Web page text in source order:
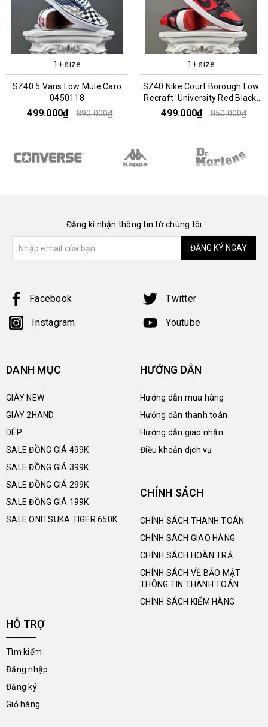
1+ size
SZ40.5 Vans Low Mule Caro
0450118
499.000₫ 890.000₫
1+ size
SZ40 Nike Court Borough Low
Recraft 'University Red Black'
DV5456-600 045352
499.000₫ 850.000₫
Đăng kí nhận thông tin từ chúng tôi
ĐĂNG KÝ NGAY
Facebook Twitter
Instagram Youtube
DANH MỤC
GIÀY NEW
GIÀY 2HAND
DÉP
SALE ĐỒNG GIÁ 499K
SALE ĐỒNG GIÁ 399K
SALE ĐỒNG GIÁ 299K
SALE ĐỒNG GIÁ 199K
SALE ONITSUKA TIGER 650K
HƯỚNG DẪN
Hướng dẫn mua hàng
Hướng dẫn thanh toán
Hướng dẫn giao nhận
Điều khoản dịch vụ
CHÍNH SÁCH
CHÍNH SÁCH THANH TOÁN
CHÍNH SÁCH GIAO HÀNG
CHÍNH SÁCH HOÀN TRẢ
CHÍNH SÁCH VỀ BẢO MẬT
THÔNG TIN THANH TOÁN
CHÍNH SÁCH KIỂM HÀNG
HỖ TRỢ
Tìm kiếm
Đăng nhập
Đăng ký
Giỏ hàng